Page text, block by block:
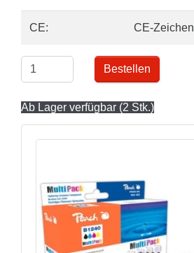
CE: CE-Zeichen
Bestellen
Ab Lager verfügbar (2 Stk.)